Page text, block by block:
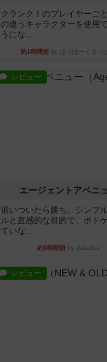
クランク！のプレイヤーご
の違うキャラクターを使用
うにな...
約1時間前 by ぽっぽーくるっ
レビュー
エージェントアベニ
追いついたら勝ち。シンプ
ルと直感的な目的で、ボド
ていな...
約6時間前by daisdice
レビュー